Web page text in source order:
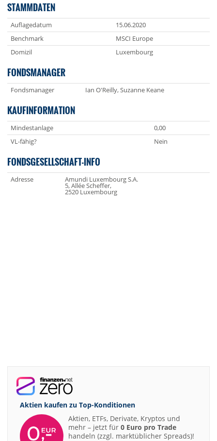
STAMMDATEN
Auflagedatum
15.06.2020
Benchmark
MSCI Europe
Domizil
Luxembourg
FONDSMANAGER
Fondsmanager Ian O'Reilly, Suzanne Keane
KAUFINFORMATION
Mindestanlage
0,00
VL-fähig?
Nein
FONDSGESELLSCHAFT-INFO
Adresse Amundi Luxembourg S.A.
5, Allée Scheffer,
2520 Luxembourg
Aktien kaufen zu Top-Konditionen
Aktien, ETFs, Derivate, Kryptos und
mehr – jetzt für 0 Euro pro Trade
handeln (zzgl. marktüblicher Spreads)!